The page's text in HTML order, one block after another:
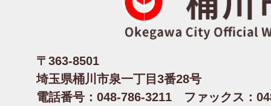
〒363-8501
埼玉県桶川市泉一丁目3番28号
電話番号：048-786-3211 ファックス：